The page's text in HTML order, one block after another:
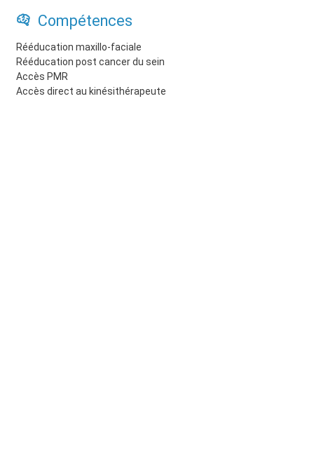
Compétences
Rééducation maxillo-faciale
Rééducation post cancer du sein
Accès PMR
Accès direct au kinésithérapeute